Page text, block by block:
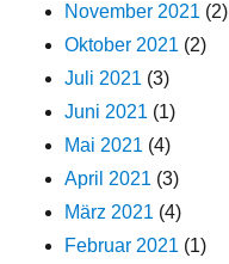
November 2021 (2)
Oktober 2021 (2)
Juli 2021 (3)
Juni 2021 (1)
Mai 2021 (4)
April 2021 (3)
März 2021 (4)
Februar 2021 (1)